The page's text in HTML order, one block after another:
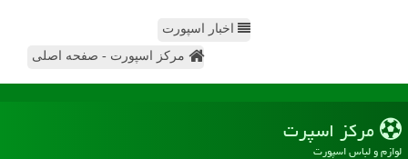
اخبار اسپورت
مرکز اسپورت - صفحه اصلی
مركز اسپرت
لوازم و لباس اسپورت